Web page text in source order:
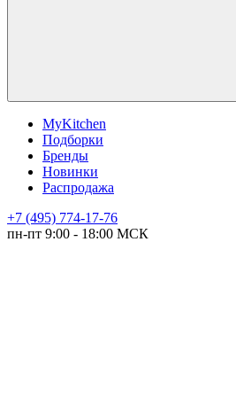
MyKitchen
Подборки
Бренды
Новинки
Распродажа
+7 (495) 774-17-76
пн-пт 9:00 - 18:00 МСК